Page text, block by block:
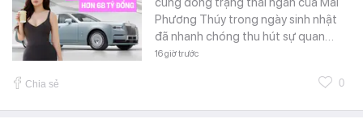
Phương Thúy trong ngày sinh nhật
đã nhanh chóng thu hút sự quan…
16 giờ trước
Chia sẻ 0